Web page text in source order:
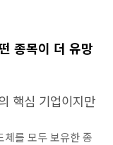
종목이 더 유망
핵심 기업이지만
를 모두 보유한 종